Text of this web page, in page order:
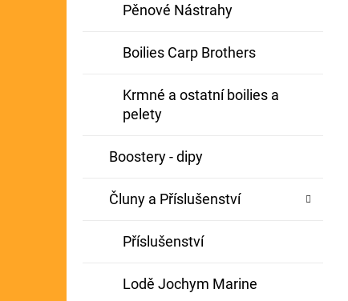
Pěnové Nástrahy
Boilies Carp Brothers
Krmné a ostatní boilies a
pelety
Boostery - dipy
Čluny a Příslušenství
Příslušenství
Lodě Jochym Marine
BOILIE RIG PLUS 25LB
Původně: 79 Kč